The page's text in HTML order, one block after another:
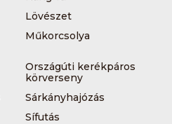
Lövészet
Műkorcsolya
Országúti kerékpáros
körverseny
Sárkányhajózás
Sífutás